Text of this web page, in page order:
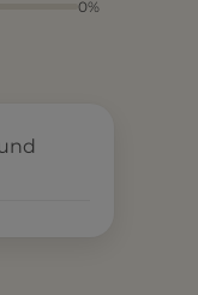
0%